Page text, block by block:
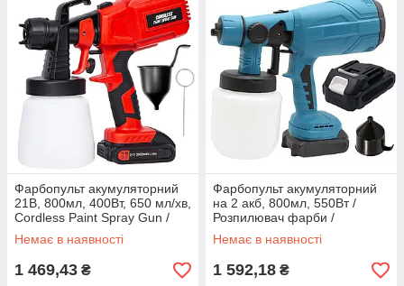
Фарбопульт акумуляторний
21В, 800мл, 400Вт, 650 мл/хв,
Cordless Paint Spray Gun /
Електричний фарбопульт
Немає в наявності
1 469,43 ₴
Фарбопульт акумуляторний
на 2 акб, 800мл, 550Вт /
Розпилювач фарби /
Електричний фарбопульт
Немає в наявності
1 592,18 ₴